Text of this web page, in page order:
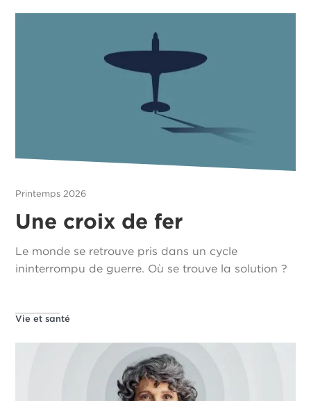
Printemps 2026
Une croix de fer
Le monde se retrouve pris dans un cycle
ininterrompu de guerre. Où se trouve la solution ?
Vie et santé